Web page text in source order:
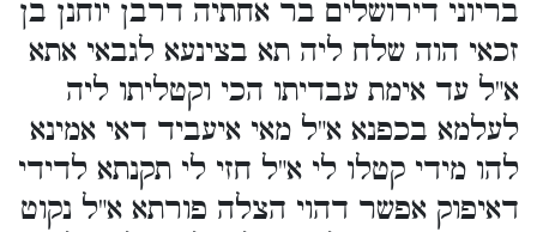
בריוני דירושלים בר אחתיה דרבן יוחנן בן
זכאי הוה שלח ליה תא בצינעא לגבאי אתא
א"ל עד אימת עבדיתו הכי וקטליתו ליה
לעלמא בכפנא א"ל מאי איעביד דאי אמינא
להו מידי קטלו לי א"ל חזי לי תקנתא לדידי
דאיפוק אפשר דהוי הצלה פורתא א"ל נקוט